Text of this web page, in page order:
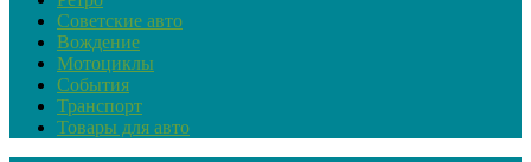
Советские авто
Вождение
Мотоциклы
События
Транспорт
Товары для авто